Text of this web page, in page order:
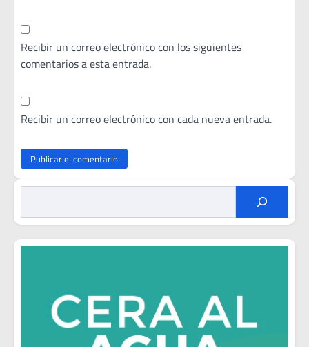
Recibir un correo electrónico con los siguientes
comentarios a esta entrada.
Recibir un correo electrónico con cada nueva entrada.